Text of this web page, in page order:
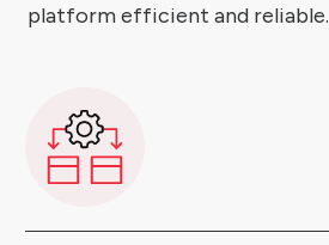
platform efficient and reliable.